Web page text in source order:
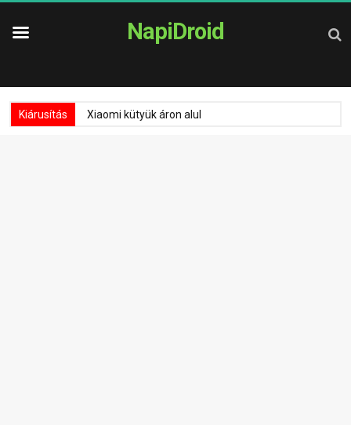
NapiDroid
Kiárusítás Xiaomi kütyük áron alul